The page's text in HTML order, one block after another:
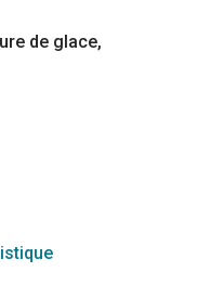
de glace,